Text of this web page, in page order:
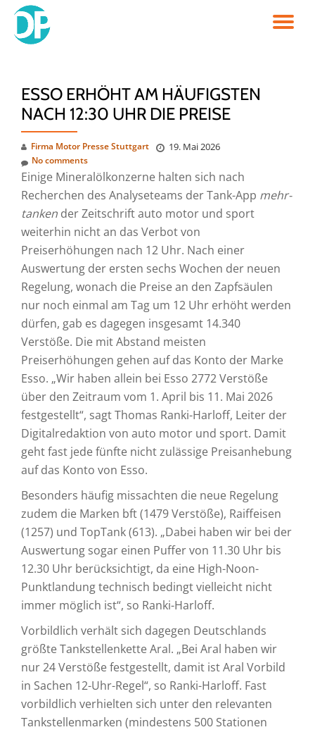
Skip
ESSO ERHÖHT AM HÄUFIGSTEN
NACH 12:30 UHR DIE PREISE
Firma Motor Presse Stuttgart 19. Mai 2026
No comments
Einige Mineralölkonzerne halten sich nach
Recherchen des Analyseteams der Tank-App mehr-
tanken der Zeitschrift auto motor und sport
weiterhin nicht an das Verbot von
Preiserhöhungen nach 12 Uhr. Nach einer
Auswertung der ersten sechs Wochen der neuen
Regelung, wonach die Preise an den Zapfsäulen
nur noch einmal am Tag um 12 Uhr erhöht werden
dürfen, gab es dagegen insgesamt 14.340
Verstöße. Die mit Abstand meisten
Preiserhöhungen gehen auf das Konto der Marke
Esso. „Wir haben allein bei Esso 2772 Verstöße
über den Zeitraum vom 1. April bis 11. Mai 2026
festgestellt“, sagt Thomas Ranki-Harloff, Leiter der
Digitalredaktion von auto motor und sport. Damit
geht fast jede fünfte nicht zulässige Preisanhebung
auf das Konto von Esso.
Besonders häufig missachten die neue Regelung
zudem die Marken bft (1479 Verstöße), Raiffeisen
(1257) und TopTank (613). „Dabei haben wir bei der
Auswertung sogar einen Puffer von 11.30 Uhr bis
12.30 Uhr berücksichtigt, da eine High-Noon-
Punktlandung technisch bedingt vielleicht nicht
immer möglich ist“, so Ranki-Harloff.
Vorbildlich verhält sich dagegen Deutschlands
größte Tankstellenkette Aral. „Bei Aral haben wir
nur 24 Verstöße festgestellt, damit ist Aral Vorbild
in Sachen 12-Uhr-Regel“, so Ranki-Harloff. Fast
vorbildlich verhielten sich unter den relevanten
Tankstellenmarken (mindestens 500 Stationen